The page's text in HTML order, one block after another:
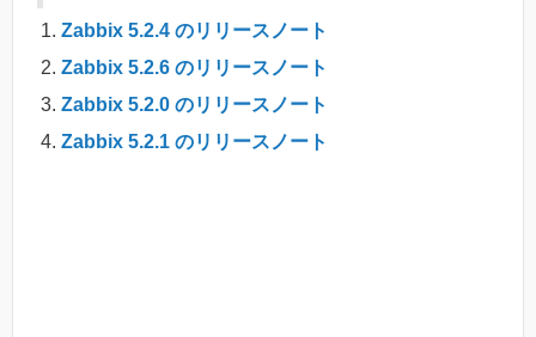
Zabbix 5.2.4 のリリースノート
Zabbix 5.2.6 のリリースノート
Zabbix 5.2.0 のリリースノート
Zabbix 5.2.1 のリリースノート